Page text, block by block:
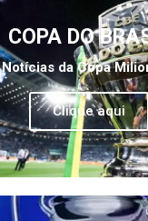
COPA DO
Notícias da Copa
Clique aqui